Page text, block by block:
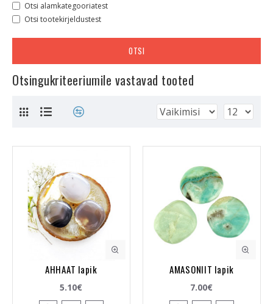
Otsi alamkategooriatest
Otsi tootekirjeldustest
OTSI
Otsingukriteeriumile vastavad tooted
AHHAAT lapik
5.10€
AMASONIIT lapik
7.00€